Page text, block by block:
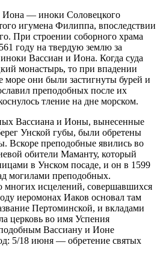
Иона — иноки Соловецкого
игумена Филиппа, впоследствии
При строении соборного храма
году на твердую землю за
Вассиан и Иона. Когда суда
монастырь, то при впадении
они были застигнуты бурей и
преподобных после их
тление на дне морском.
Вассиана и Ионы, вынесенные
Унской губы, были обретены
Вскоре преподобные явились во
обители Маманту, который
в Унском посаде, и он в 1599
могилами преподобных.
многих исцелений, совершавшихся
иеромонах Иаков основал там
Пертоминской, и вкладами
церковь во имя Успения
Вассиану и Ионе
5/18 июня — обретение святых